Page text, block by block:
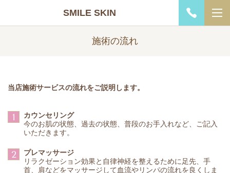
SMILE SKIN
施術の流れ
当店施術サービスの流れをご説明します。
1
カウンセリング
今のお肌の状態、過去の状態、普段のお手入れなど、ご記入
いただきます。
2
プレマッサージ
リラクゼーション効果と自律神経を整えるために足先、手
首、肩などをマッサージして血流やリンパの流れを良くしま